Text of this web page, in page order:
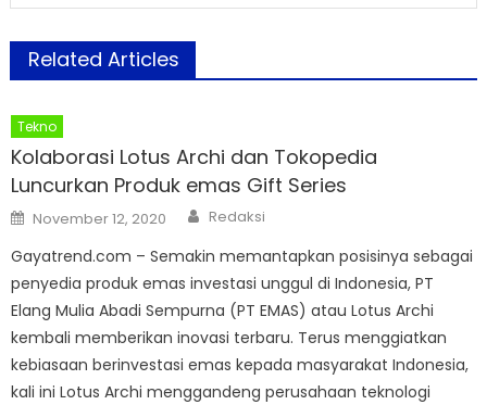
Related Articles
Tekno
Kolaborasi Lotus Archi dan Tokopedia
Luncurkan Produk emas Gift Series
Posted
on
November 12, 2020 Author
Redaksi
Gayatrend.com – Semakin memantapkan posisinya sebagai
penyedia produk emas investasi unggul di Indonesia, PT
Elang Mulia Abadi Sempurna (PT EMAS) atau ​Lotus Archi
kembali memberikan inovasi terbaru. Terus menggiatkan
kebiasaan berinvestasi emas kepada masyarakat Indonesia,
kali ini Lotus Archi menggandeng perusahaan teknologi